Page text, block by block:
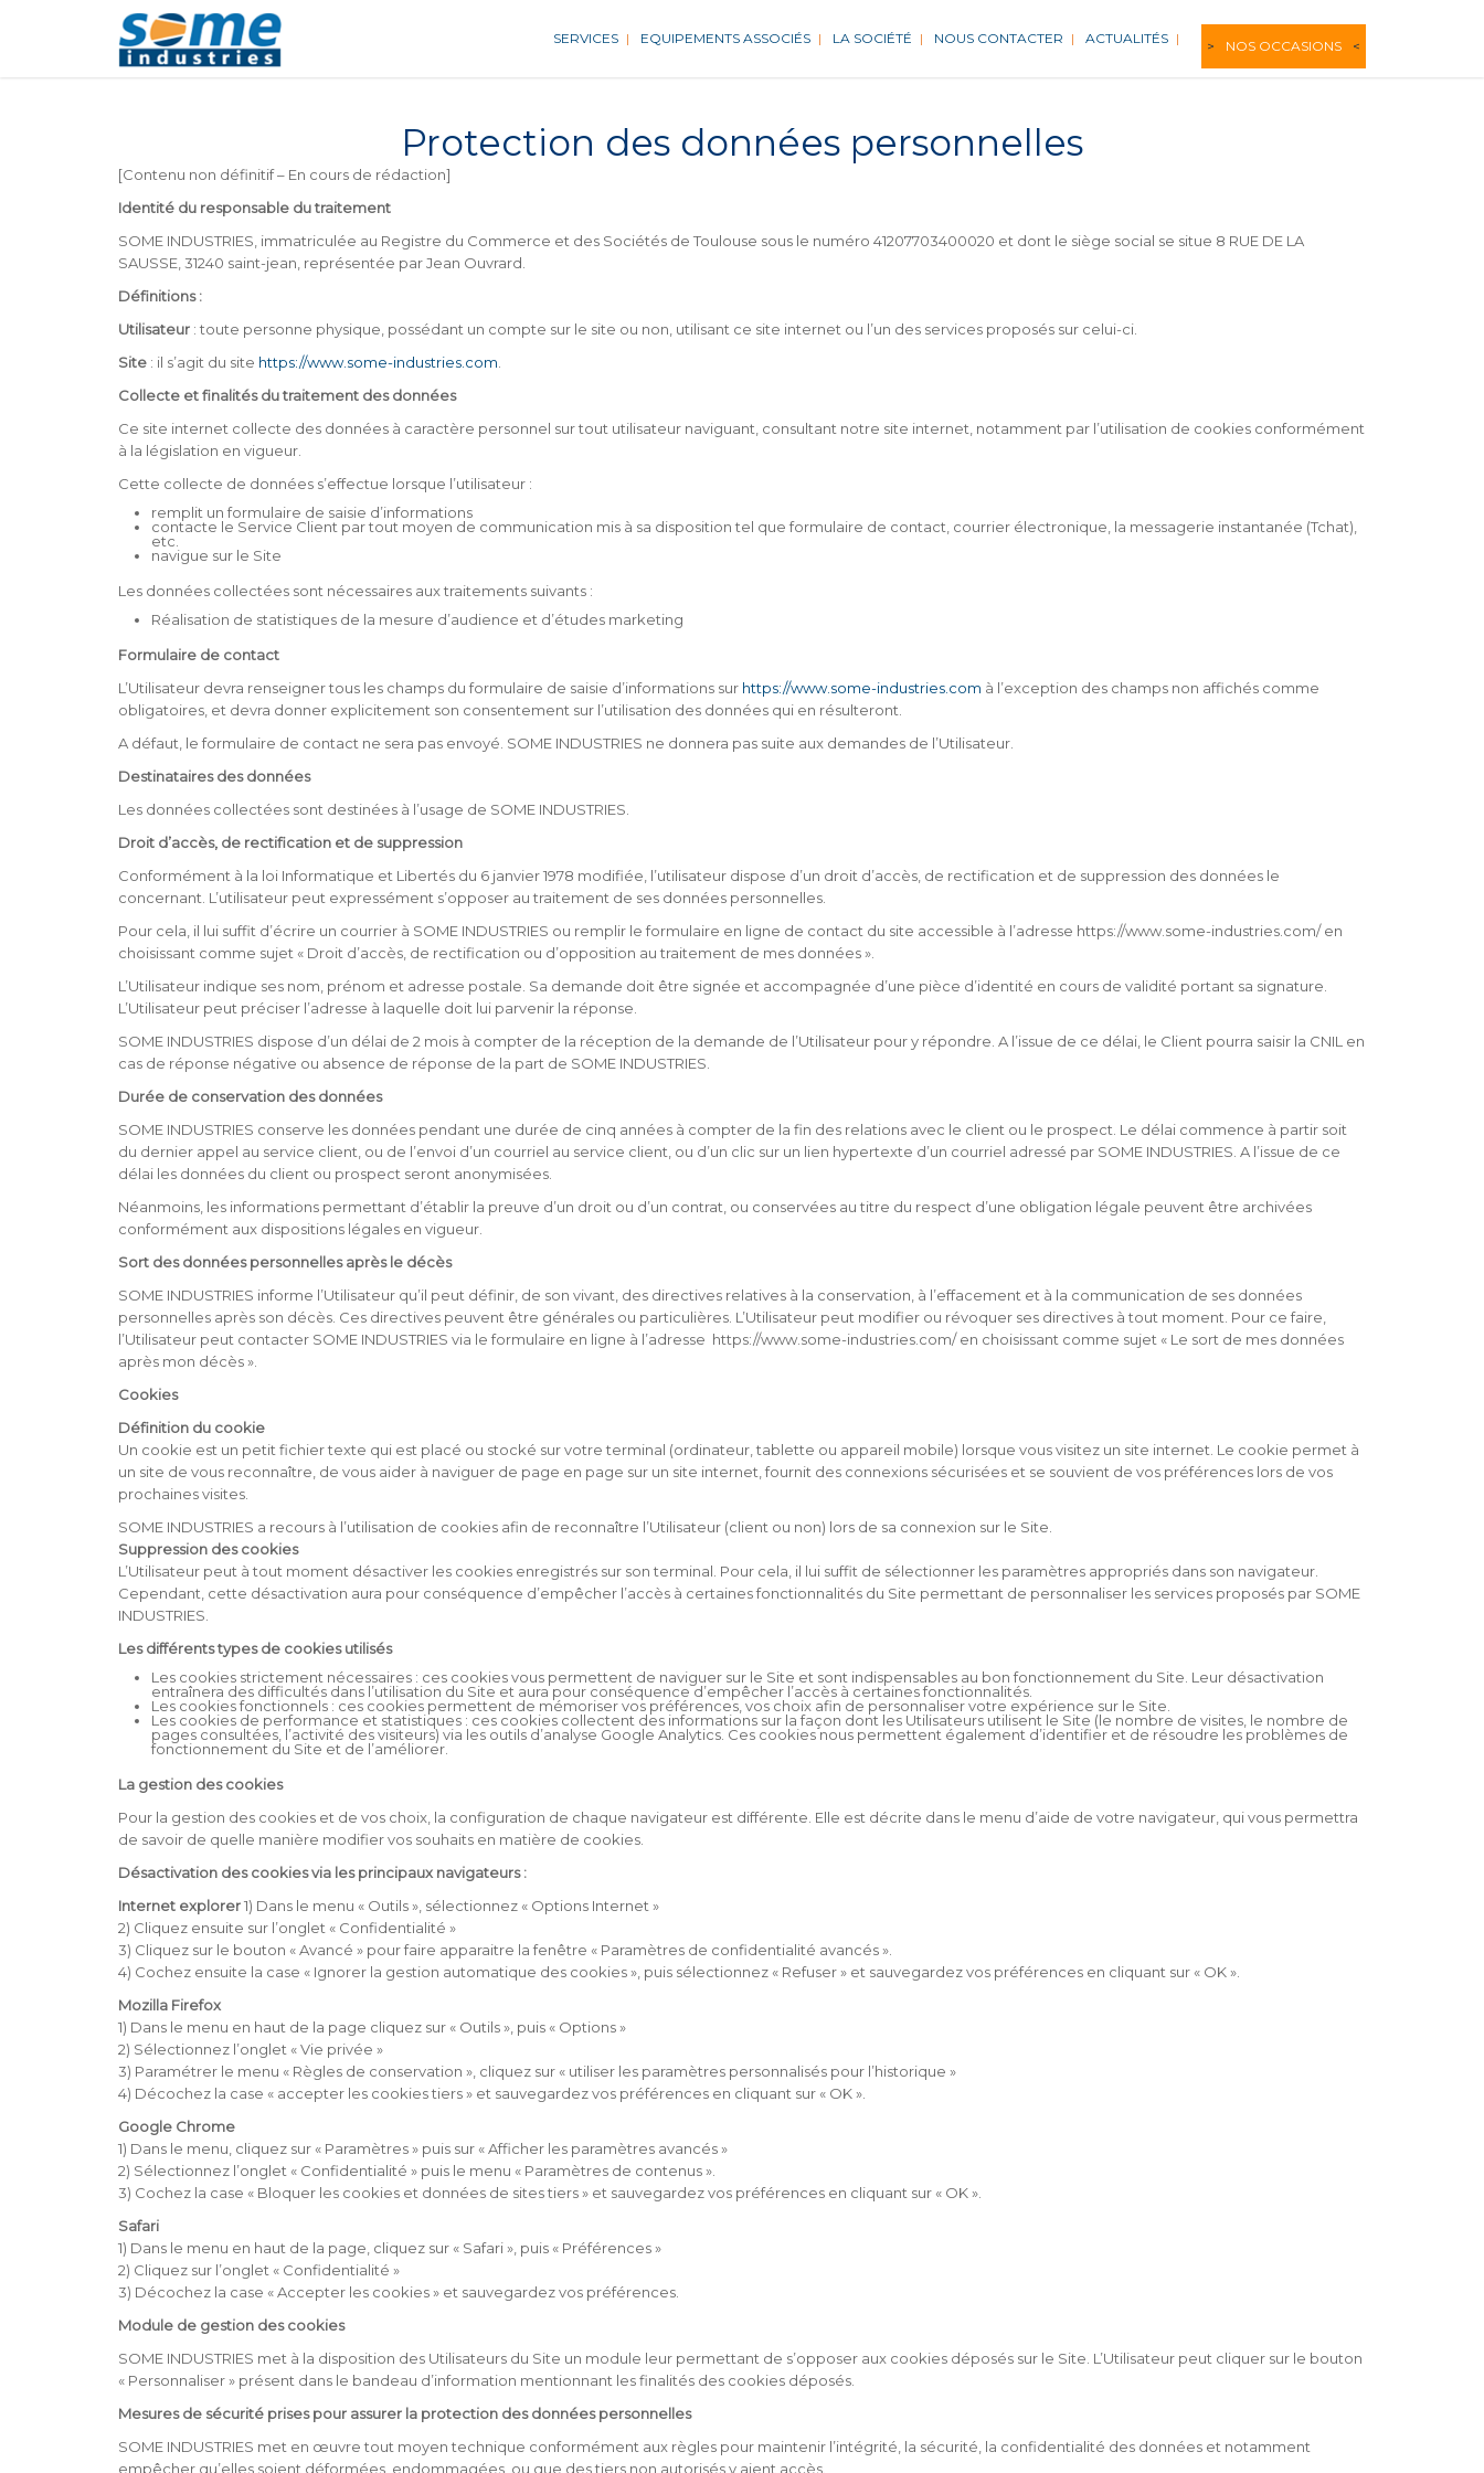
SERVICES EQUIPEMENTS ASSOCIÉS LA SOCIÉTÉ NOUS CONTACTER ACTUALITÉS NOS OCCASIONS
Protection des données personnelles
[Contenu non définitif – En cours de rédaction]
Identité du responsable du traitement
SOME INDUSTRIES, immatriculée au Registre du Commerce et des Sociétés de Toulouse sous le numéro 41207703400020 et dont le siège social se situe 8 RUE DE LA
SAUSSE, 31240 saint-jean, représentée par Jean Ouvrard.
Définitions :
Utilisateur : toute personne physique, possédant un compte sur le site ou non, utilisant ce site internet ou l’un des services proposés sur celui-ci.
Site : il s’agit du site https://www.some-industries.com
Collecte et finalités du traitement des données
Ce site internet collecte des données à caractère personnel sur tout utilisateur naviguant, consultant notre site internet, notamment par l’utilisation de cookies conformément
à la législation en vigueur.
Cette collecte de données s’effectue lorsque l’utilisateur :
remplit un formulaire de saisie d’informations
contacte le Service Client par tout moyen de communication mis à sa disposition tel que formulaire de contact, courrier électronique, la messagerie instantanée (Tchat),
etc.
navigue sur le Site
Les données collectées sont nécessaires aux traitements suivants :
Réalisation de statistiques de la mesure d’audience et d’études marketing
Formulaire de contact
L’Utilisateur devra renseigner tous les champs du formulaire de saisie d’informations sur https://www.some-industries.com à l’exception des champs non affichés comme
obligatoires, et devra donner explicitement son consentement sur l’utilisation des données qui en résulteront.
A défaut, le formulaire de contact ne sera pas envoyé. SOME INDUSTRIES ne donnera pas suite aux demandes de l’Utilisateur.
Destinataires des données
Les données collectées sont destinées à l’usage de SOME INDUSTRIES.
Droit d’accès, de rectification et de suppression
Conformément à la loi Informatique et Libertés du 6 janvier 1978 modifiée, l’utilisateur dispose d’un droit d’accès, de rectification et de suppression des données le
concernant. L’utilisateur peut expressément s’opposer au traitement de ses données personnelles.
Pour cela, il lui suffit d’écrire un courrier à SOME INDUSTRIES ou remplir le formulaire en ligne de contact du site accessible à l’adresse https://www.some-industries.com/ en
choisissant comme sujet « Droit d’accès, de rectification ou d’opposition au traitement de mes données ».
L’Utilisateur indique ses nom, prénom et adresse postale. Sa demande doit être signée et accompagnée d’une pièce d’identité en cours de validité portant sa signature.
L’Utilisateur peut préciser l’adresse à laquelle doit lui parvenir la réponse.
SOME INDUSTRIES dispose d’un délai de 2 mois à compter de la réception de la demande de l’Utilisateur pour y répondre. A l’issue de ce délai, le Client pourra saisir la CNIL en
cas de réponse négative ou absence de réponse de la part de SOME INDUSTRIES.
Durée de conservation des données
SOME INDUSTRIES conserve les données pendant une durée de cinq années à compter de la fin des relations avec le client ou le prospect. Le délai commence à partir soit
du dernier appel au service client, ou de l’envoi d’un courriel au service client, ou d’un clic sur un lien hypertexte d’un courriel adressé par SOME INDUSTRIES. A l’issue de ce
délai les données du client ou prospect seront anonymisées.
Néanmoins, les informations permettant d’établir la preuve d’un droit ou d’un contrat, ou conservées au titre du respect d’une obligation légale peuvent être archivées
conformément aux dispositions légales en vigueur.
Sort des données personnelles après le décès
SOME INDUSTRIES informe l’Utilisateur qu’il peut définir, de son vivant, des directives relatives à la conservation, à l’effacement et à la communication de ses données
personnelles après son décès. Ces directives peuvent être générales ou particulières. L’Utilisateur peut modifier ou révoquer ses directives à tout moment. Pour ce faire,
l’Utilisateur peut contacter SOME INDUSTRIES via le formulaire en ligne à l’adresse https://www.some-industries.com/ en choisissant comme sujet « Le sort de mes données
après mon décès ».
Cookies
Définition du cookie
Un cookie est un petit fichier texte qui est placé ou stocké sur votre terminal (ordinateur, tablette ou appareil mobile) lorsque vous visitez un site internet. Le cookie permet à
un site de vous reconnaître, de vous aider à naviguer de page en page sur un site internet, fournit des connexions sécurisées et se souvient de vos préférences lors de vos
prochaines visites.
SOME INDUSTRIES a recours à l’utilisation de cookies afin de reconnaître l’Utilisateur (client ou non) lors de sa connexion sur le Site.
Suppression des cookies
L’Utilisateur peut à tout moment désactiver les cookies enregistrés sur son terminal. Pour cela, il lui suffit de sélectionner les paramètres appropriés dans son navigateur.
Cependant, cette désactivation aura pour conséquence d’empêcher l’accès à certaines fonctionnalités du Site permettant de personnaliser les services proposés par SOME
INDUSTRIES.
Les différents types de cookies utilisés
Les cookies strictement nécessaires : ces cookies vous permettent de naviguer sur le Site et sont indispensables au bon fonctionnement du Site. Leur désactivation
entraînera des difficultés dans l’utilisation du Site et aura pour conséquence d’empêcher l’accès à certaines fonctionnalités.
Les cookies fonctionnels : ces cookies permettent de mémoriser vos préférences, vos choix afin de personnaliser votre expérience sur le Site.
Les cookies de performance et statistiques : ces cookies collectent des informations sur la façon dont les Utilisateurs utilisent le Site (le nombre de visites, le nombre de
pages consultées, l’activité des visiteurs) via les outils d’analyse Google Analytics. Ces cookies nous permettent également d’identifier et de résoudre les problèmes de
fonctionnement du Site et de l’améliorer.
La gestion des cookies
Pour la gestion des cookies et de vos choix, la configuration de chaque navigateur est différente. Elle est décrite dans le menu d’aide de votre navigateur, qui vous permettra
de savoir de quelle manière modifier vos souhaits en matière de cookies.
Désactivation des cookies via les principaux navigateurs :
Internet explorer1) Dans le menu « Outils », sélectionnez « Options Internet »
2) Cliquez ensuite sur l’onglet « Confidentialité »
3) Cliquez sur le bouton « Avancé » pour faire apparaitre la fenêtre « Paramètres de confidentialité avancés ».
4) Cochez ensuite la case « Ignorer la gestion automatique des cookies », puis sélectionnez « Refuser » et sauvegardez vos préférences en cliquant sur « OK ».
Mozilla Firefox
1) Dans le menu en haut de la page cliquez sur « Outils », puis « Options »
2) Sélectionnez l’onglet « Vie privée »
3) Paramétrer le menu « Règles de conservation », cliquez sur « utiliser les paramètres personnalisés pour l’historique »
4) Décochez la case « accepter les cookies tiers » et sauvegardez vos préférences en cliquant sur « OK ».
Google Chrome
1) Dans le menu, cliquez sur « Paramètres » puis sur « Afficher les paramètres avancés »
2) Sélectionnez l’onglet « Confidentialité » puis le menu « Paramètres de contenus ».
3) Cochez la case « Bloquer les cookies et données de sites tiers » et sauvegardez vos préférences en cliquant sur « OK ».
Safari
1) Dans le menu en haut de la page, cliquez sur « Safari », puis « Préférences »
2) Cliquez sur l’onglet « Confidentialité »
3) Décochez la case « Accepter les cookies » et sauvegardez vos préférences.
Module de gestion des cookies
SOME INDUSTRIES met à la disposition des Utilisateurs du Site un module leur permettant de s’opposer aux cookies déposés sur le Site. L’Utilisateur peut cliquer sur le bouton
« Personnaliser » présent dans le bandeau d’information mentionnant les finalités des cookies déposés.
Mesures de sécurité prises pour assurer la protection des données personnelles
SOME INDUSTRIES met en œuvre tout moyen technique conformément aux règles pour maintenir l’intégrité, la sécurité, la confidentialité des données et notamment
empêcher qu’elles soient déformées, endommagées, ou que des tiers non autorisés y aient accès.